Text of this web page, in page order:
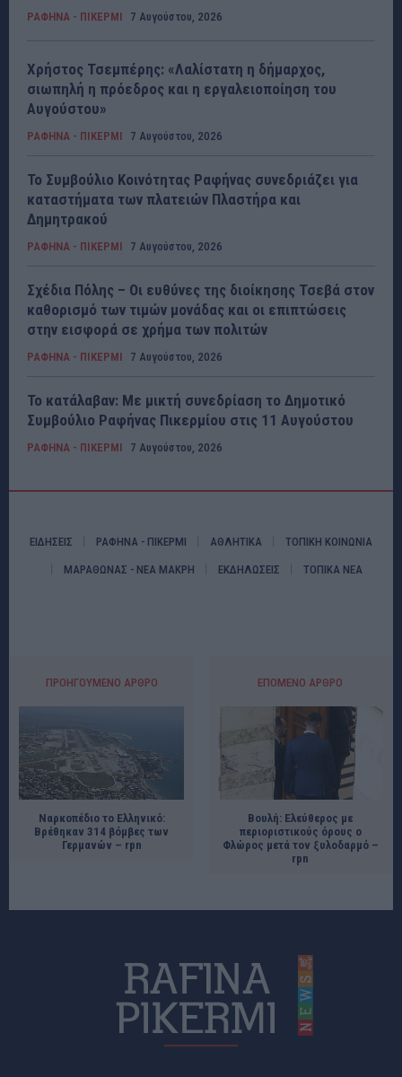
ΡΑΦΗΝΑ - ΠΙΚΕΡΜΙ 7 Αυγούστου, 2026
Χρήστος Τσεμπέρης: «Λαλίστατη η δήμαρχος,
σιωπηλή η πρόεδρος και η εργαλειοποίηση του
Αυγούστου»
ΡΑΦΗΝΑ - ΠΙΚΕΡΜΙ 7 Αυγούστου, 2026
Το Συμβούλιο Κοινότητας Ραφήνας συνεδριάζει για
καταστήματα των πλατειών Πλαστήρα και
Δημητρακού
ΡΑΦΗΝΑ - ΠΙΚΕΡΜΙ 7 Αυγούστου, 2026
Σχέδια Πόλης – Οι ευθύνες της διοίκησης Τσεβά στον
καθορισμό των τιμών μονάδας και οι επιπτώσεις
στην εισφορά σε χρήμα των πολιτών
ΡΑΦΗΝΑ - ΠΙΚΕΡΜΙ 7 Αυγούστου, 2026
Το κατάλαβαν: Με μικτή συνεδρίαση το Δημοτικό
Συμβούλιο Ραφήνας Πικερμίου στις 11 Αυγούστου
ΡΑΦΗΝΑ - ΠΙΚΕΡΜΙ 7 Αυγούστου, 2026
ΕΙΔΗΣΕΙΣ ΡΑΦΗΝΑ - ΠΙΚΕΡΜΙ ΑΘΛΗΤΙΚΑ ΤΟΠΙΚΗ ΚΟΙΝΩΝΙΑ
ΜΑΡΑΘΩΝΑΣ - ΝΕΑ ΜΑΚΡΗ ΕΚΔΗΛΩΣΕΙΣ ΤΟΠΙΚΑ ΝΕΑ
ΠΡΟΗΓΟΎΜΕΝΟ ΆΡΘΡΟ
Ναρκοπέδιο το Ελληνικό:
Βρέθηκαν 314 βόμβες των
Γερμανών – rpn
ΕΠΌΜΕΝΟ ΆΡΘΡΟ
Βουλή: Ελεύθερος με
περιοριστικούς όρους ο
Φλώρος μετά τον ξυλοδαρμό –
rpn